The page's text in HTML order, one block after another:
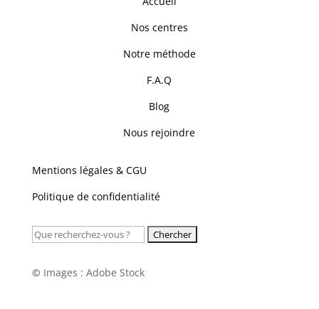
Nos centres
Notre méthode
F.A.Q
Blog
Nous rejoindre
Mentions légales & CGU
Politique de confidentialité
Rechercher:
© Images : Adobe Stock